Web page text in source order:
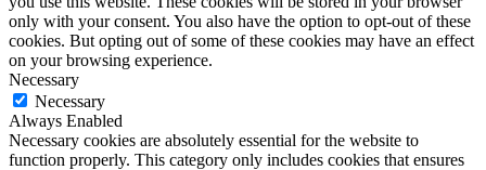
only with your consent. You also have the option to opt-out of these
cookies. But opting out of some of these cookies may have an effect
on your browsing experience.
Necessary
Necessary
Always Enabled
Necessary cookies are absolutely essential for the website to
function properly. This category only includes cookies that ensures